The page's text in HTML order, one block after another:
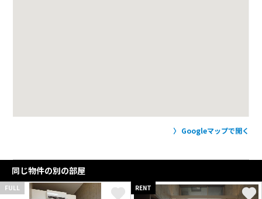
Googleマップで開く
同じ物件の別の部屋
FULL RENT